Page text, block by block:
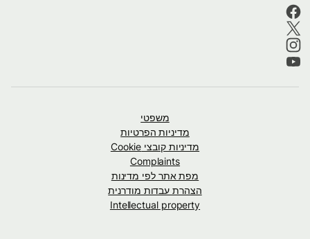
משפטי
מדיניות הפרטיות
מדיניות קובצי Cookie
Complaints
מפת אתר לפי מדינות
הצהרת עבדות מודרנית
Intellectual property